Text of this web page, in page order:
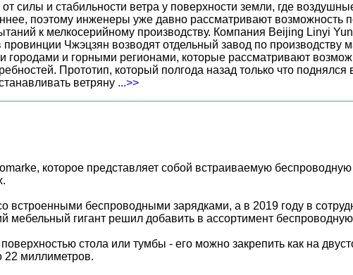
силы и стабильности ветра у поверхности земли, где
поэтому инженеры уже давно рассматривают возможность
к мелкосерийному производству. Компания Beijing Linyi
Чжэцзян возводят отдельный завод по производству
и горными регионами, которые рассматривают
Прототип, который полгода назад только что
ветряну ...>>
которое представляет собой встраиваемую
встроенными беспроводными зарядками, а в 2019 году в
мебельный гигант решил добавить в ассортимент
стола или тумбы - его можно закрепить как на
22 миллиметров.